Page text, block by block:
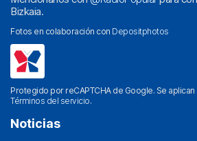
Bizkaia.
Fotos en colaboración con Depositphotos
Protegido por reCAPTCHA de Google. Se aplican
Términos del servicio.
Noticias